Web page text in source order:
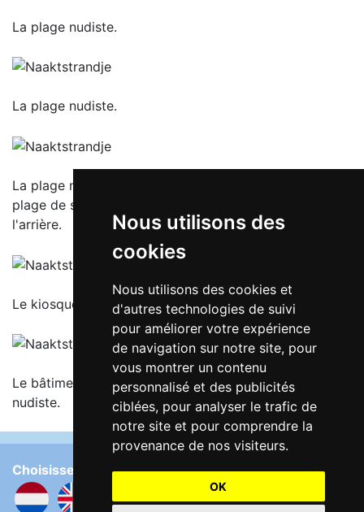
Nous utilisons des
cookies
Nous utilisons des cookies et
d'autres technologies de suivi
pour améliorer votre expérience
de navigation sur notre site, pour
vous montrer un contenu
personnalisé et des publicités
ciblées, pour analyser le trafic de
notre site et pour comprendre la
provenance de nos visiteurs.
OK
La plage nudiste.
La plage nudiste.
La plage nudiste se compose principalement d'une
plage de sable, avec une petite section d'herbe à
l'arrière.
Le kiosque du parking à 770 mètres.
Le bâtiment des toilettes à 500 mètres de la plage
nudiste.
Choisissez la langue: